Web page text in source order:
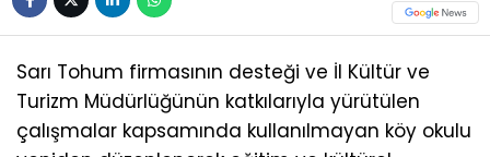
Sarı Tohum firmasının desteği ve İl Kültür ve
Turizm Müdürlüğünün katkılarıyla yürütülen
çalışmalar kapsamında kullanılmayan köy okulu